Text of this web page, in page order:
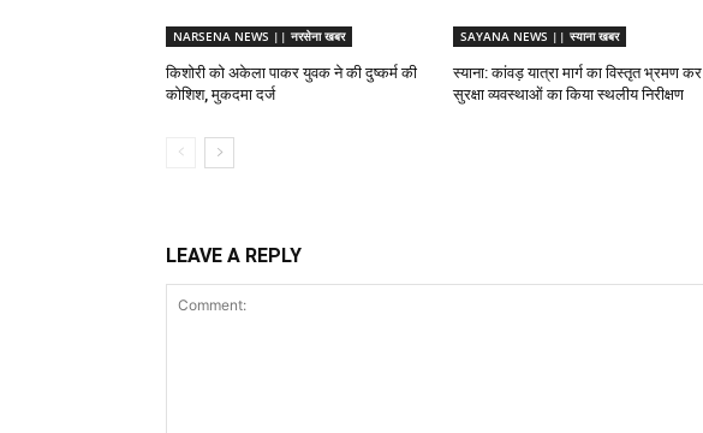
NARSENA NEWS || नरसेना खबर
किशोरी को अकेला पाकर युवक ने की दुष्कर्म की
कोशिश, मुकदमा दर्ज
SAYANA NEWS || स्याना खबर
स्याना: कांवड़ यात्रा मार्ग का विस्तृत भ्रमण कर
सुरक्षा व्यवस्थाओं का किया स्थलीय निरीक्षण
LEAVE A REPLY